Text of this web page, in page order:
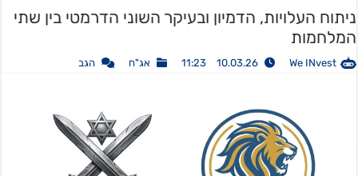
ניתוח העלויות, הדמיון ובעיקר השוני הדרמטי בין שתי
המלחמות
We INvest
10.03.26 11:23 אג"ח הגב